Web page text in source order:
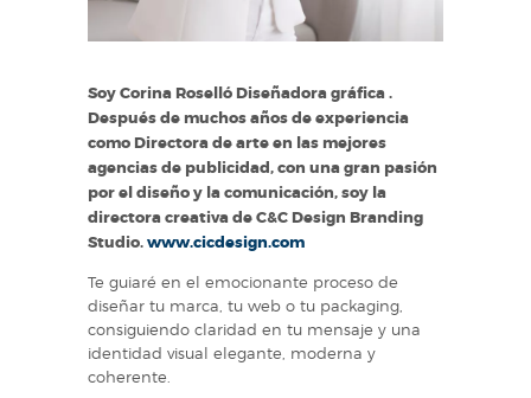
Soy Corina Roselló Diseñadora gráfica .
Después de muchos años de experiencia
como Directora de arte en las mejores
agencias de publicidad, con una gran pasión
por el diseño y la comunicación, soy la
directora creativa de C&C Design Branding
Studio.www.cicdesign.com
Te guiaré en el emocionante proceso de
diseñar tu marca, tu web o tu packaging,
consiguiendo claridad en tu mensaje y una
identidad visual elegante, moderna y
coherente.